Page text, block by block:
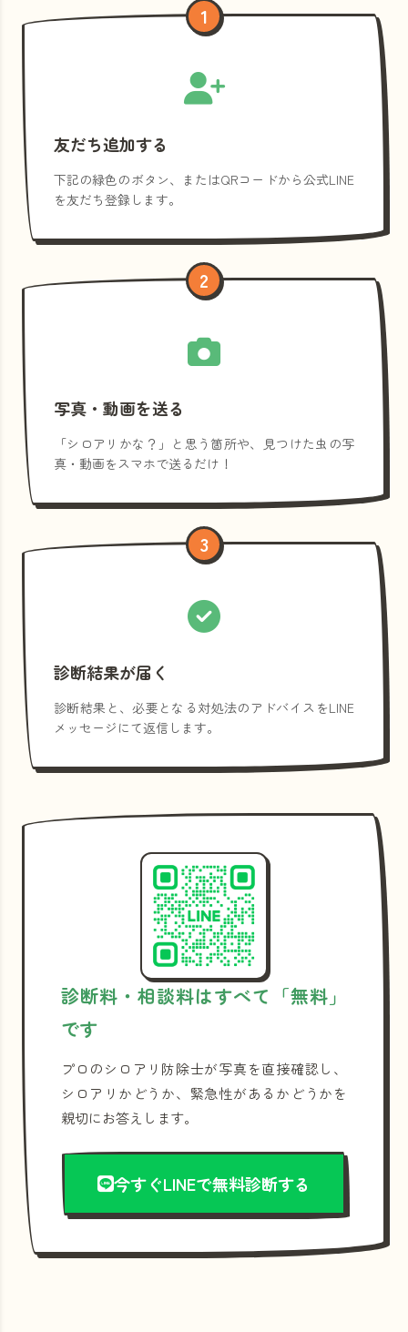
1
友だち追加する
下記の緑色のボタン、またはQRコードから公式LINE
を友だち登録します。
2
写真・動画を送る
「シロアリかな？」と思う箇所や、見つけた虫の写
真・動画をスマホで送るだけ！
3
診断結果が届く
診断結果と、必要となる対処法のアドバイスをLINE
メッセージにて返信します。
診断料・相談料はすべて「無料」
です
プロのシロアリ防除士が写真を直接確認し、
シロアリかどうか、緊急性があるかどうかを
親切にお答えします。
今すぐLINEで無料診断する